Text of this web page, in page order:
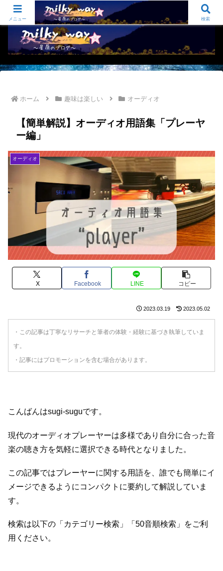
sugi-sugu夫婦のふたりごと オーディオ/仕事と生活のお役立ち/いろいろ…
ホーム 趣味は楽しい オーディオ
【簡単解説】オーディオ用語集「プレーヤ
ー編」
オーディオ
X Facebook LINE コピー
2023.03.19 2023.05.02
・この記事は丁寧なリサーチと筆者の体験・経験に基づき執筆していま
す。
・記事にはプロモーションを含む場合があります。
こんばんはsugi-suguです。
現代のオーディオプレーヤーは多様であり自分に合った音
楽の聴き方を気軽に選択できる時代となりました。
この記事ではプレーヤーに関する用語を、誰でも簡単にイ
メージできるようにコンパクトに要約して解説していま
す。
検索は以下の「カテゴリー検索」「50音順検索」をご利
用ください。
メニュー 検索